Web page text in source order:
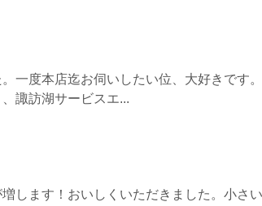
一度本店迄お伺いしたい位、大好きです。
諏訪湖サービスエ...
します！おいしくいただきました。小さい